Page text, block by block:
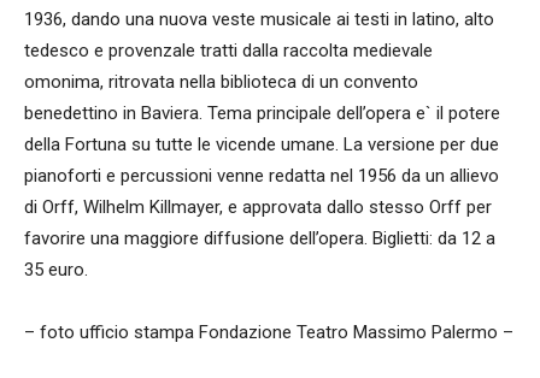
1936, dando una nuova veste musicale ai testi in latino, alto
tedesco e provenzale tratti dalla raccolta medievale
omonima, ritrovata nella biblioteca di un convento
benedettino in Baviera. Tema principale dell’opera e` il potere
della Fortuna su tutte le vicende umane. La versione per due
pianoforti e percussioni venne redatta nel 1956 da un allievo
di Orff, Wilhelm Killmayer, e approvata dallo stesso Orff per
favorire una maggiore diffusione dell’opera. Biglietti: da 12 a
35 euro.
– foto ufficio stampa Fondazione Teatro Massimo Palermo –